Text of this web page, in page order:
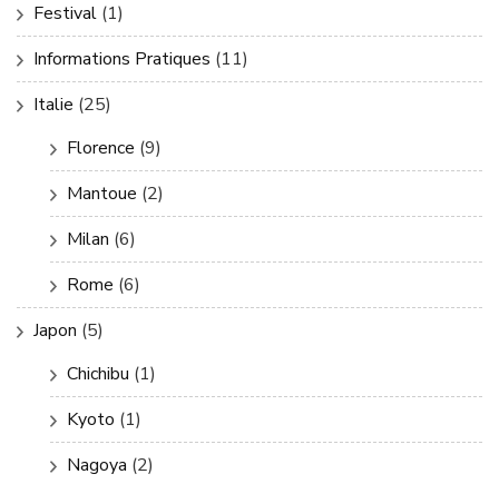
Festival (1)
Informations Pratiques (11)
Italie (25)
Florence (9)
Mantoue (2)
Milan (6)
Rome (6)
Japon (5)
Chichibu (1)
Kyoto (1)
Nagoya (2)